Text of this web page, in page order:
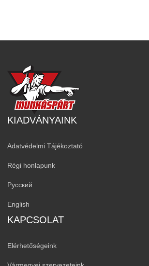
KIADVÁNYAINK
Adatvédelmi Tájékoztató
Régi honlapunk
Русский
English
KAPCSOLAT
Elérhetőségeink